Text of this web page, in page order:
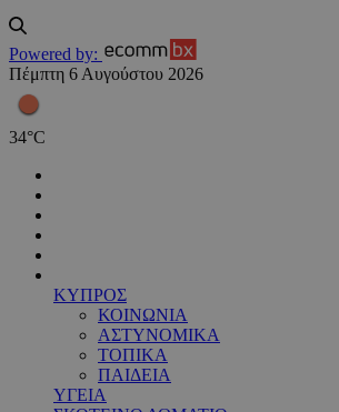
Powered by:
Πέμπτη 6 Αυγούστου 2026
34°C
ΚΥΠΡΟΣ
ΚΟΙΝΩΝΙΑ
ΑΣΤΥΝΟΜΙΚΑ
ΤΟΠΙΚΑ
ΠΑΙΔΕΙΑ
ΥΓΕΙΑ